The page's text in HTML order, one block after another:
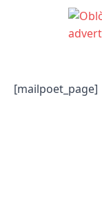
[mailpoet_page]